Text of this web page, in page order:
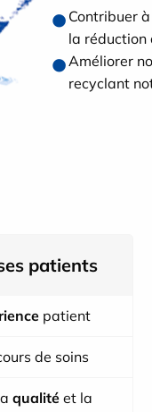
Contribuer
la réduction
Améliorer
recyclant
33 % de nos
58 % de
gaz à effet de
gaz
patients
patient
de soins
qualité et la